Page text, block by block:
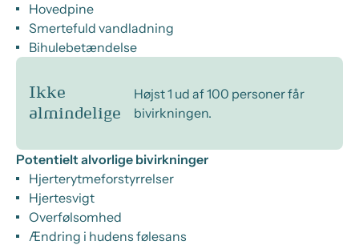
Hovedpine
Smertefuld vandladning
Bihulebetændelse
Ikke
almindelige
Højst 1 ud af 100 personer får
bivirkningen.
Potentielt alvorlige bivirkninger
Hjerterytmeforstyrrelser
Hjertesvigt
Overfølsomhed
Ændring i hudens følesans